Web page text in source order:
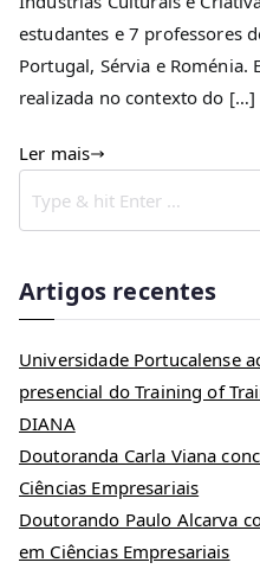
estudantes e 7 professores
Portugal, Sérvia e Roménia.
realizada no contexto do […]
Ler mais
Artigos recentes
Universidade Portucalense
presencial do Training of
DIANA
Doutoranda Carla Viana
Ciências Empresariais
Doutorando Paulo Alcarva
em Ciências Empresariais